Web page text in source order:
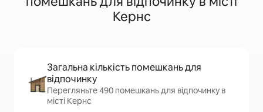
Кернс
Загальна кількість помешкань для
відпочинку
Перегляньте 490 помешкань для відпочинку в
місті Кернс